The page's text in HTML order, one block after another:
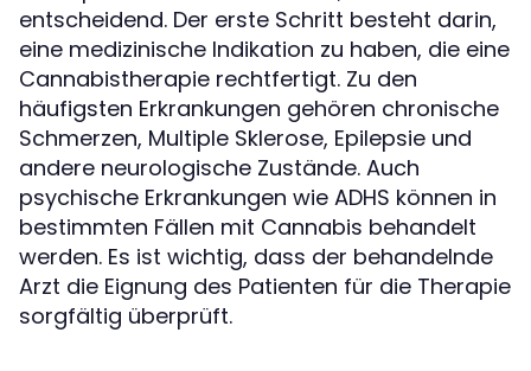
entscheidend. Der erste Schritt besteht darin,
eine medizinische Indikation zu haben, die eine
Cannabistherapie rechtfertigt. Zu den
häufigsten Erkrankungen gehören chronische
Schmerzen, Multiple Sklerose, Epilepsie und
andere neurologische Zustände. Auch
psychische Erkrankungen wie ADHS können in
bestimmten Fällen mit Cannabis behandelt
werden. Es ist wichtig, dass der behandelnde
Arzt die Eignung des Patienten für die Therapie
sorgfältig überprüft.